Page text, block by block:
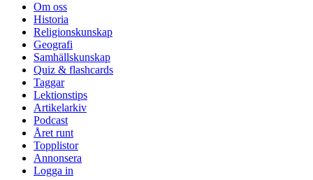
Om oss
Historia
Religionskunskap
Geografi
Samhällskunskap
Quiz & flashcards
Taggar
Lektionstips
Artikelarkiv
Podcast
Året runt
Topplistor
Annonsera
Logga in